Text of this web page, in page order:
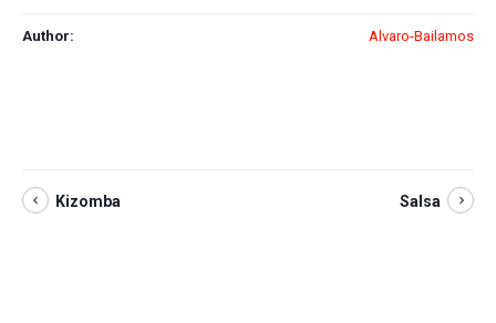
Author: Alvaro-Bailamos
Kizomba Salsa